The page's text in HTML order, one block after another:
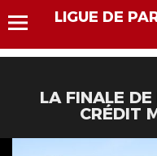
LIGUE DE
LA FINALE
CRÉDIT